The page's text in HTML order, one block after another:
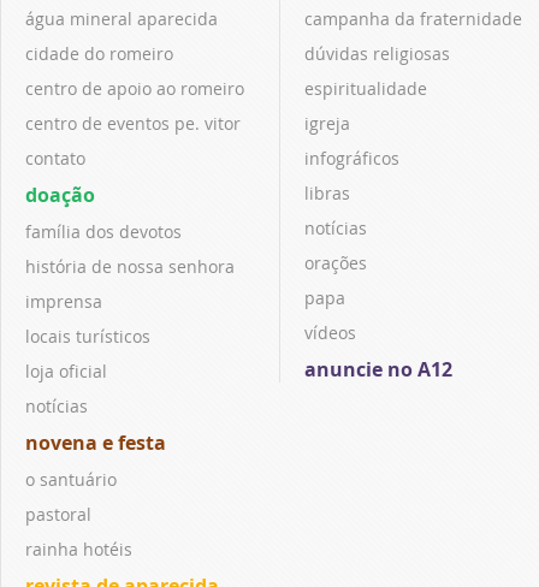
água mineral aparecida
cidade do romeiro
centro de apoio ao romeiro
centro de eventos pe. vitor
contato
doação
família dos devotos
história de nossa senhora
imprensa
locais turísticos
loja oficial
notícias
novena e festa
o santuário
pastoral
rainha hotéis
campanha da fraternidade
dúvidas religiosas
espiritualidade
igreja
infográficos
libras
notícias
orações
papa
vídeos
anuncie no A12